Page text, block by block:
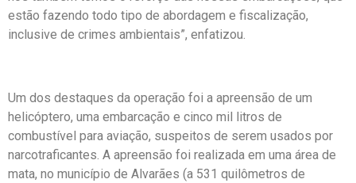
estão fazendo todo tipo de abordagem e fiscalização,
inclusive de crimes ambientais”, enfatizou.
Um dos destaques da operação foi a apreensão de um
helicóptero, uma embarcação e cinco mil litros de
combustível para aviação, suspeitos de serem usados por
narcotraficantes. A apreensão foi realizada em uma área de
mata, no município de Alvarães (a 531 quilômetros de